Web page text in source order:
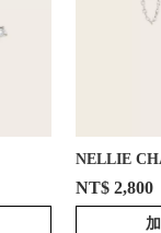
NELLIE
NT$ 2,800